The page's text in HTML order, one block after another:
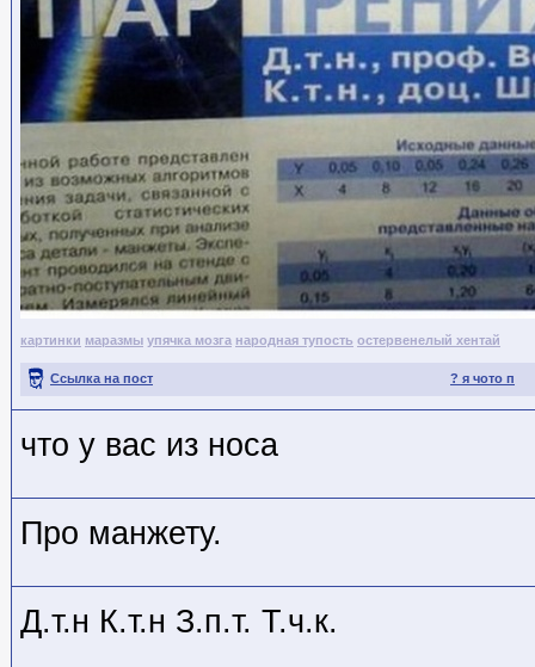
картинки маразмы упячка мозга народная тупость остервенелый хентай
? я чото п
Ссылка на пост
что у вас из носа
Про манжету.
Д.т.н К.т.н З.п.т. Т.ч.к.